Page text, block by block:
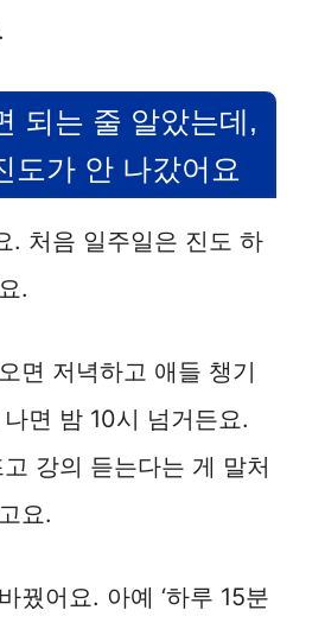
되는 줄 알았는데,
도가 안 나갔어요
. 처음 일주일은 진도 하
.
면 저녁하고 애들 챙기
면 밤 10시 넘거든요.
강의 듣는다는 게 말처
요.
꿨어요. 아예 ‘하루 15분